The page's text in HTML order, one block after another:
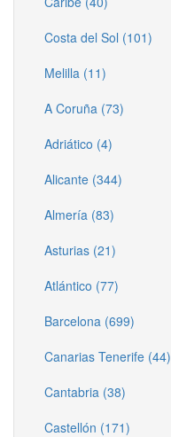
Costa del Sol (101)
Melilla (11)
A Coruña (73)
Adriático (4)
Alicante (344)
Almería (83)
Asturias (21)
Atlántico (77)
Barcelona (699)
Canarias Tenerife (44)
Cantabria (38)
Castellón (171)